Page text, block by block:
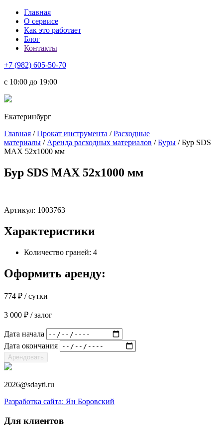
Главная
О сервисе
Как это работает
Блог
Контакты
+7 (982) 605-50-70
c 10:00 до 19:00
Екатеринбург
Главная /Прокат инструмента /Расходные
материалы / Аренда расходных материалов /Буры / Бур SDS
MAX 52х1000 мм
Бур SDS MAX 52х1000 мм
Артикул: 1003763
Характеристики
Количество граней: 4
Оформить аренду:
774 ₽ / сутки
3 000 ₽ / залог
Дата начала
Дата окончания
Арендовать
2026@sdayti.ru
Разработка сайта: Ян Боровский
Для клиентов